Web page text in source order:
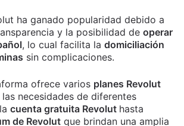
ha ganado popularidad debido a
y la posibilidad de operar
, lo cual facilita la domiciliación
sin complicaciones.
ofrece varios planes Revolut
necesidades de diferentes
cuenta gratuita Revolut hasta
de Revolut que brindan una amplia